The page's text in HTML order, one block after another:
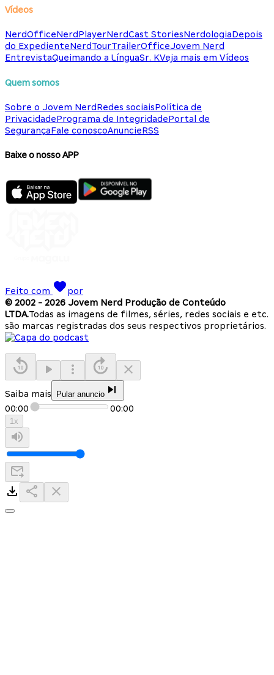
Vídeos
NerdOfficeNerdPlayerNerdCast StoriesNerdologiaDepois
do ExpedienteNerdTourTrailerOfficeJovem Nerd
EntrevistaQueimando a LínguaSr. KVeja mais em Vídeos
Quem somos
Sobre o Jovem NerdRedes sociaisPolítica de
PrivacidadePrograma de IntegridadePortal de
SegurançaFale conoscoAnuncieRSS
Baixe o nosso APP
Feito com
por
© 2002 - 2026 Jovem Nerd Produção de Conteúdo
LTDA.Todas as imagens de filmes, séries, redes sociais e etc.
são marcas registradas dos seus respectivos proprietários.
Saiba mais Pular anuncio
00:00 00:00
1x